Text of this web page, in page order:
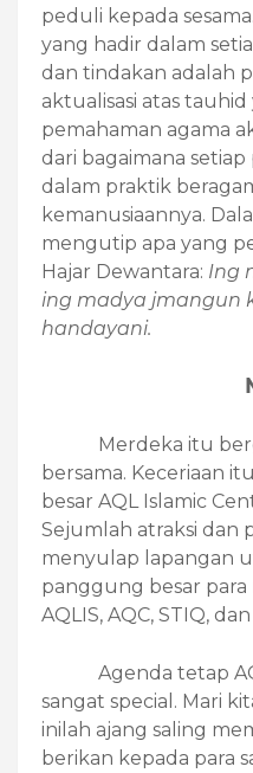
peduli kepada
yang hadir dalam
dan tindakan adalah
aktualisasi atas
pemahaman agama
dari bagaimana setiap
dalam praktik
kemanusiaannya.
mengutip apa yang
Hajar Dewantara: Ing
ing madya jmangun
handayani.
Merdeka itu
bersama. Keceriaan
besar AQL Islamic
Sejumlah atraksi dan
menyulap lapangan
panggung besar para
AQLIS, AQC, STIQ,
Agenda tetap
sangat special. Mari
inilah ajang saling
berikan kepada para